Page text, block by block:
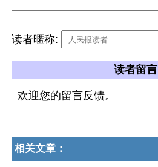
读者暱称:
读者留言
欢迎您的留言反馈。
相关文章：